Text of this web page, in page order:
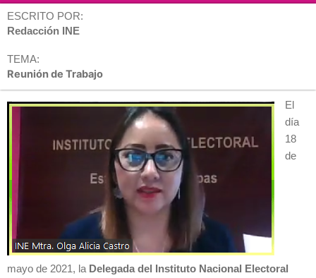
ESCRITO POR:
Redacción INE
TEMA:
Reunión de Trabajo
El
día
18
de
mayo de 2021, la Delegada del Instituto Nacional Electoral